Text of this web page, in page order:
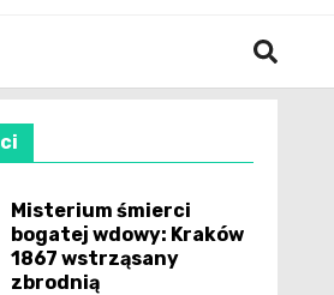
Misterium śmierci
bogatej wdowy: Kraków
1867 wstrząsany
zbrodnią